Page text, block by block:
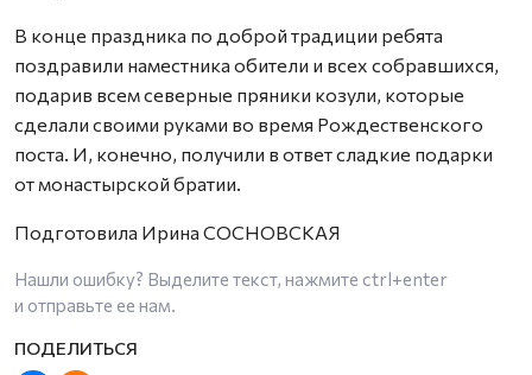
В конце праздника по доброй традиции ребята
поздравили наместника обители и всех собравшихся,
подарив всем северные пряники козули, которые
сделали своими руками во время Рождественского
поста. И, конечно, получили в ответ сладкие подарки
от монастырской братии.
Подготовила Ирина СОСНОВСКАЯ
Нашли ошибку? Выделите текст, нажмите ctrl+enter
и отправьте ее нам.